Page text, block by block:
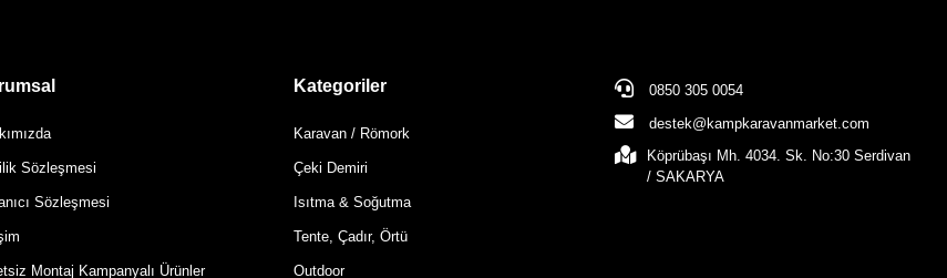
Sözleşmesi
Sözleşmesi
Montaj Kampanyalı Ürünler
Kategoriler
Karavan / Römork
Çeki Demiri
Isıtma & Soğutma
Tente, Çadır, Örtü
Outdoor
0850 305 0054
destek@kampkaravanmarket.com
Köprübaşı Mh. 4034. Sk. No:30 Serdivan
/ SAKARYA